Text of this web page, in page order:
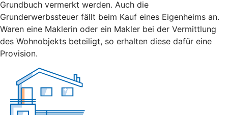
Grundbuch vermerkt werden. Auch die
Grunderwerbssteuer fällt beim Kauf eines Eigenheims an.
Waren eine Maklerin oder ein Makler bei der Vermittlung
des Wohnobjekts beteiligt, so erhalten diese dafür eine
Provision.